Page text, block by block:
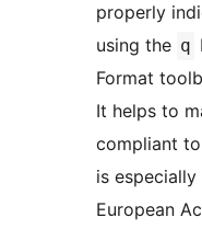
properly
using the q
Format
It helps to
compliant
is
European